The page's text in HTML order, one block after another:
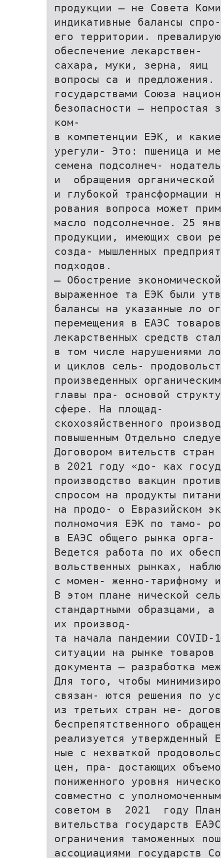
продукции — не Совета
индикативные балансы
его территории.
обеспечение лекарствен-
сахара, муки, зерна,
вопросы са и предложения.
государствами Союза
безопасности — непростая
ком-
в компетенции ЕЭК, и
урегули- Это: пшеница и
семена подсолнеч-
и обращения органической
и глубокой трансформации
рования вопроса может
масло подсолнечное. 25
продукции, имеющих свои
созда- мышленных
подходов.
— Обострение
выраженное та ЕЭК были
балансы на указанные ло
перемещения в ЕАЭС
лекарственных средств
в том числе нарушениями
и циклов сель-
произведенных
главы пра- основой
сфере. На площад-
скохозяйственного
повышенным Отдельно
Договором вительств
в 2021 году «до- ках
производство вакцин против
спросом на продукты
на продо- о Евразийском
полномочия ЕЭК по тамо-
в ЕАЭС общего рынка орга-
Ведется работа по их
вольственных рынках,
с момен- женно-тарифному
В этом плане нической
стандартными образцами,
их производ-
та начала пандемии
ситуации на рынке
документа — разработка
Для того, чтобы
связан- ются решения по
из третьих стран не-
беспрепятственного
реализуется утвержденный
ные с нехваткой
цен, пра- достающих
пониженного уровня
совместно с
советом в 2021 году
вительства государств
ограничения таможенных
ассоциациями государств